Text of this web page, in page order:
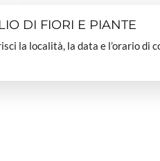
DI FIORI E PIANTE
la località, la data e l’orario di